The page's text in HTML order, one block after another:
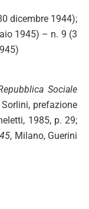
dicembre 1944);
1945) – n. 9 (3
Sociale
prefazione
1985, p. 29;
, Milano, Guerini